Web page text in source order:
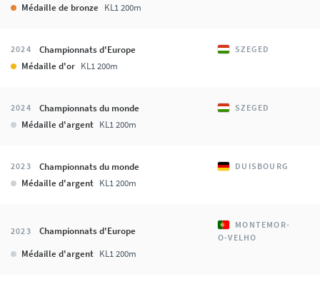
Médaille de bronze KL1 200m
2024 Championnats d'Europe SZEGED
Médaille d'or KL1 200m
2024 Championnats du monde SZEGED
Médaille d'argent KL1 200m
2023 Championnats du monde DUISBOURG
Médaille d'argent KL1 200m
2023 Championnats d'Europe
MONTEMOR-
O-VELHO
Médaille d'argent KL1 200m